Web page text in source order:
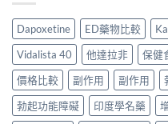
中
與
正
貨
渠
道〉
中
男
士
保
健
品
真
實
比
常
見
作
用
完
整
說
果
真
相：
香
港
用
家
實
Dapoxetine ED藥物比較
Vidalista 40
他達拉非 保健
價格比較
副作用 副作用
勃起功能障礙
印度學名藥